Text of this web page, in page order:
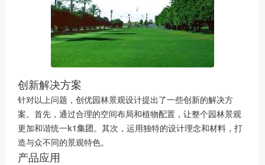
创新解决方案
针对以上问题，创优园林景观设计提出了一些创新的解决方
案。首先，通过合理的空间布局和植物配置，让整个园林景观
更加和谐统一k1集团。其次，运用独特的设计理念和材料，打
造与众不同的景观特色。
产品应用